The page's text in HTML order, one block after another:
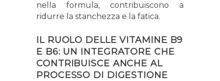
nella formula, contribuiscono a
ridurre la stanchezza e la fatica.
IL RUOLO DELLE VITAMINE B9
E B6: UN INTEGRATORE CHE
CONTRIBUISCE ANCHE AL
PROCESSO DI DIGESTIONE